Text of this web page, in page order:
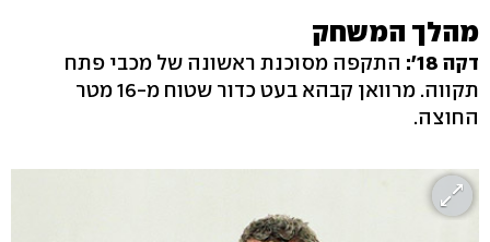
מהלך המשחק
דקה 18':
התקפה מסוכנת ראשונה של מכבי פתח
תקווה. מרוואן קבהא בעט כדור שטוח מ-16 מטר
החוצה.